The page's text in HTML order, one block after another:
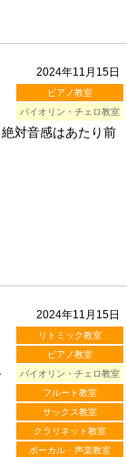
2024年11月15日
ピアノ教室
バイオリン・チェロ教室
対音感はあたり前
2024年11月15日
リトミック教室
ピアノ教室
バイオリン・チェロ教室
フルート教室
サックス教室
クラリネット教室
ボーカル・声楽教室